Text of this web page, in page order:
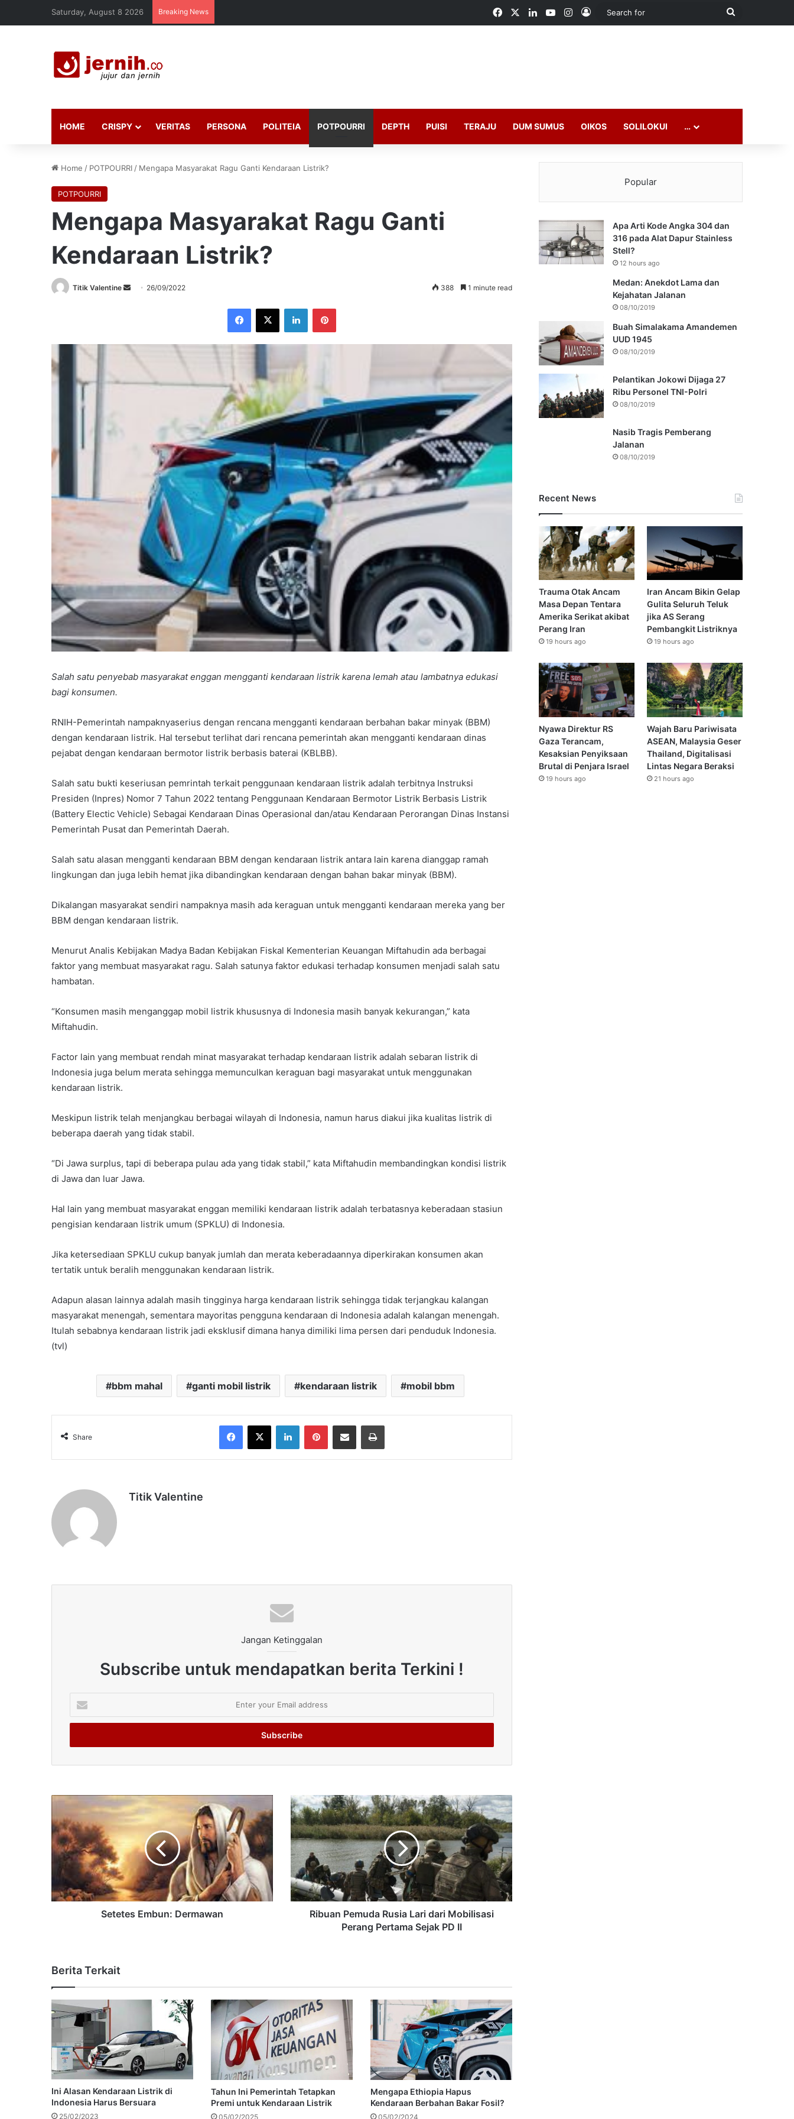
Saturday, August 8 2026 Breaking News FacebookLinkedInYouTubeInstagram
Log In
Search
HOME CRISPY VERITAS PERSONA POLITEIA POTPOURRI DEPTH PUISI TERAJU DUM SUMUS OIKOS SOLILOKUI …
Home / POTPOURRI / Mengapa Masyarakat Ragu Ganti Kendaraan Listrik?
POTPOURRI
Mengapa Masyarakat Ragu Ganti
Kendaraan Listrik?
Titik Valentine
Send 26/09/2022 388 1 minute read
Facebook
X LinkedInPinterest
Salah satu penyebab masyarakat enggan mengganti kendaraan listrik karena lemah atau lambatnya edukasi
bagi konsumen.
RNIH-Pemerintah nampaknyaserius dengan rencana mengganti kendaraan berbahan bakar minyak (BBM)
dengan kendaraan listrik. Hal tersebut terlihat dari rencana pemerintah akan mengganti kendaraan dinas
pejabat dengan kendaraan bermotor listrik berbasis baterai (KBLBB).
Salah satu bukti keseriusan pemrintah terkait penggunaan kendaraan listrik adalah terbitnya Instruksi
Presiden (Inpres) Nomor 7 Tahun 2022 tentang Penggunaan Kendaraan Bermotor Listrik Berbasis Listrik
(Battery Electic Vehicle) Sebagai Kendaraan Dinas Operasional dan/atau Kendaraan Perorangan Dinas Instansi
Pemerintah Pusat dan Pemerintah Daerah.
Salah satu alasan mengganti kendaraan BBM dengan kendaraan listrik antara lain karena dianggap ramah
lingkungan dan juga lebih hemat jika dibandingkan kendaraan dengan bahan bakar minyak (BBM).
Dikalangan masyarakat sendiri nampaknya masih ada keraguan untuk mengganti kendaraan mereka yang ber
BBM dengan kendaraan listrik.
Menurut Analis Kebijakan Madya Badan Kebijakan Fiskal Kementerian Keuangan Miftahudin ada berbagai
faktor yang membuat masyarakat ragu. Salah satunya faktor edukasi terhadap konsumen menjadi salah satu
hambatan.
“Konsumen masih menganggap mobil listrik khususnya di Indonesia masih banyak kekurangan,” kata
Miftahudin.
Factor lain yang membuat rendah minat masyarakat terhadap kendaraan listrik adalah sebaran listrik di
Indonesia juga belum merata sehingga memunculkan keraguan bagi masyarakat untuk menggunakan
kendaraan listrik.
Meskipun listrik telah menjangkau berbagai wilayah di Indonesia, namun harus diakui jika kualitas listrik di
beberapa daerah yang tidak stabil.
“Di Jawa surplus, tapi di beberapa pulau ada yang tidak stabil,” kata Miftahudin membandingkan kondisi listrik
di Jawa dan luar Jawa.
Hal lain yang membuat masyarakat enggan memiliki kendaraan listrik adalah terbatasnya keberadaan stasiun
pengisian kendaraan listrik umum (SPKLU) di Indonesia.
Jika ketersediaan SPKLU cukup banyak jumlah dan merata keberadaannya diperkirakan konsumen akan
tertatik untuk beralih menggunakan kendaraan listrik.
Adapun alasan lainnya adalah masih tingginya harga kendaraan listrik sehingga tidak terjangkau kalangan
masyarakat menengah, sementara mayoritas pengguna kendaraan di Indonesia adalah kalangan menengah.
Itulah sebabnya kendaraan listrik jadi eksklusif dimana hanya dimiliki lima persen dari penduduk Indonesia.
(tvl)
bbm mahal ganti mobil listrik kendaraan listrik mobil bbm
Share
Facebook
X LinkedInPinterestShare via Email Print
Titik Valentine
Jangan Ketinggalan
Subscribe untuk mendapatkan berita Terkini !
your
Email
Setetes Embun: Dermawan
Ribuan Pemuda Rusia Lari dari Mobilisasi
Perang Pertama Sejak PD II
Berita Terkait
Ini Alasan Kendaraan Listrik di
Indonesia Harus Bersuara
25/02/2023
Tahun Ini Pemerintah Tetapkan
Premi untuk Kendaraan Listrik
05/02/2025
Mengapa Ethiopia Hapus
Kendaraan Berbahan Bakar Fosil?
05/02/2024
Popular
Apa Arti Kode Angka 304 dan
316 pada Alat Dapur Stainless
Stell?
12 hours ago
Medan: Anekdot Lama dan
Kejahatan Jalanan
08/10/2019
Buah Simalakama Amandemen
UUD 1945
08/10/2019
Pelantikan Jokowi Dijaga 27
Ribu Personel TNI-Polri
08/10/2019
Nasib Tragis Pemberang
Jalanan
08/10/2019
Recent News
Trauma Otak Ancam
Masa Depan Tentara
Amerika Serikat akibat
Perang Iran
19 hours ago
Iran Ancam Bikin Gelap
Gulita Seluruh Teluk
jika AS Serang
Pembangkit Listriknya
19 hours ago
Nyawa Direktur RS
Gaza Terancam,
Kesaksian Penyiksaan
Brutal di Penjara Israel
19 hours ago
Wajah Baru Pariwisata
ASEAN, Malaysia Geser
Thailand, Digitalisasi
Lintas Negara Beraksi
21 hours ago